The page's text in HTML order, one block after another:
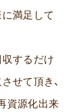
満足して
するだけ
せて頂き、
資源化出来